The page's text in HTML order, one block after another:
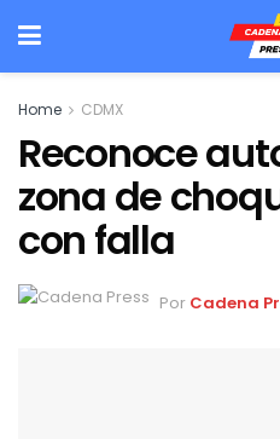
Home CDMX
Reconoce
zona de
con falla
Por Cadena